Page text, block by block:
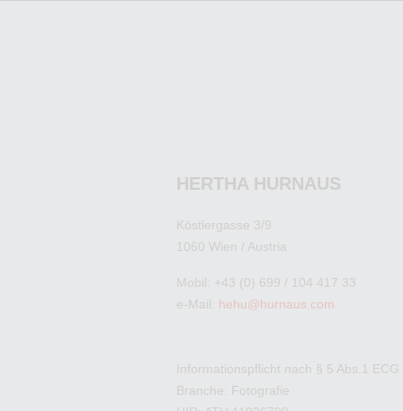
HERTHA HURNAUS
Köstlergasse 3/9
1060 Wien / Austria
Mobil: +43 (0) 699 / 104 417 33
e-Mail: hehu@hurnaus.com
Informationspflicht nach § 5 Abs.1 ECG
Branche: Fotografie